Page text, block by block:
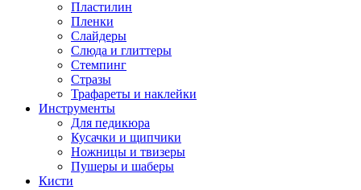
Пластилин
Пленки
Слайдеры
Слюда и глиттеры
Стемпинг
Стразы
Трафареты и наклейки
Инструменты
Для педикюра
Кусачки и щипчики
Ножницы и твизеры
Пушеры и шаберы
Кисти